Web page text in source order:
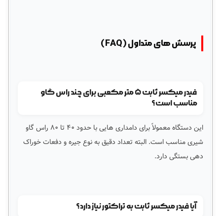
پرسش های متداول (FAQ)
فیدر میکسر ثابت ۵ متر مکعبی برای چند راس گاو
مناسب است؟
این دستگاه معمولاً برای دامداری هایی با حدود ۴۰ تا ۸۰ راس گاو
شیری مناسب است. البته تعداد دقیق به نوع جیره و دفعات خوراک
دهی بستگی دارد.
آیا فیدر میکسر ثابت به تراکتور نیاز دارد؟